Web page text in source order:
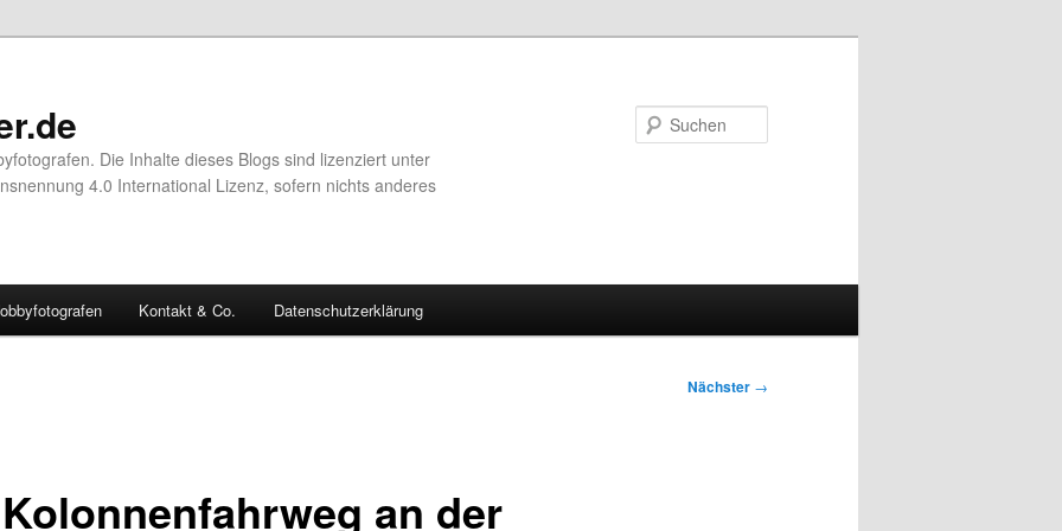
Die Inhalte dieses Blogs sind lizenziert unter
4.0 International Lizenz, sofern nichts anderes
Kontakt & Co. Datenschutzerklärung
Nächster →
an der